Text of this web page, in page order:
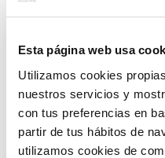
Esta página web usa
Utilizamos cookies
nuestros servicios y
con tus preferencias en
partir de tus hábitos de
utilizamos cookies de
992539
Medio E.
Material de referencia
Escherichia coliCECT 405.
BAControl-5 de 5